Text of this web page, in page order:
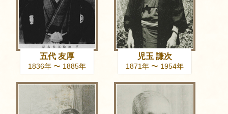
五代 友厚
1836年 〜 1885年
児玉 謙次
1871年 〜 1954年